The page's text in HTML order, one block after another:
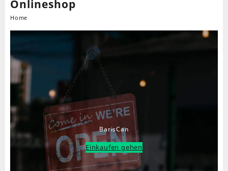
Onlineshop
Home
BarisCan
Einkaufen gehen